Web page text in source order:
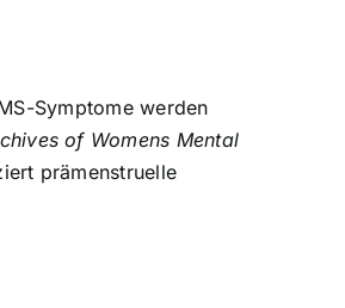
Symptome werden
of Womens Mental
prämenstruelle